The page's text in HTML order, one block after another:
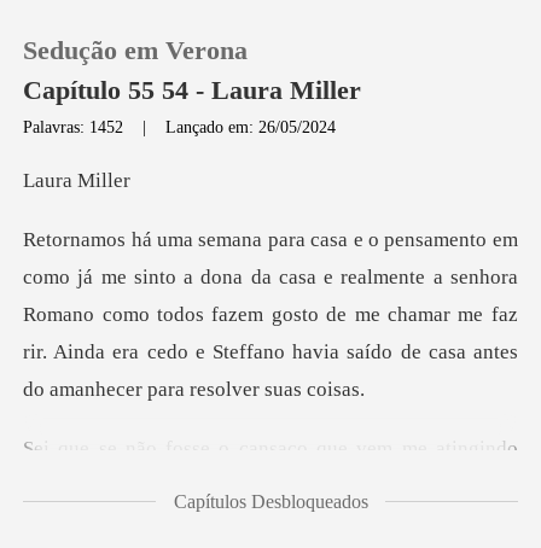
Loja
Histórico
Sair
Sedução em Verona
Capítulo 55 54 - Laura Miller
Palavras: 1452 |Lançado em: 26/05/2024
a Mi
e realmente a senhora
Romano como todos fazem gosto de me chamar me faz
rir. Ainda
aço que vem me atingindo
Capítulos Desbloqueados